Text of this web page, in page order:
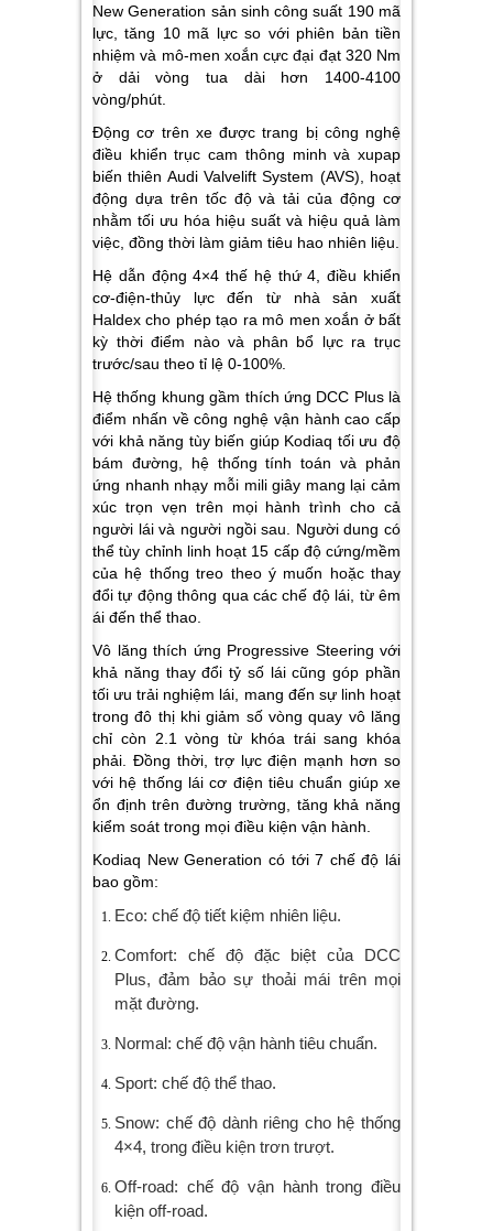
New Generation sản sinh công suất 190 mã
lực, tăng 10 mã lực so với phiên bản tiền
nhiệm và mô-men xoắn cực đại đạt 320 Nm
ở dải vòng tua dài hơn 1400-4100
vòng/phút.
Động cơ trên xe được trang bị công nghệ
điều khiển trục cam thông minh và xupap
biến thiên Audi Valvelift System (AVS), hoạt
động dựa trên tốc độ và tải của động cơ
nhằm tối ưu hóa hiệu suất và hiệu quả làm
việc, đồng thời làm giảm tiêu hao nhiên liệu.
Hệ dẫn động 4×4 thế hệ thứ 4, điều khiển
cơ-điện-thủy lực đến từ nhà sản xuất
Haldex cho phép tạo ra mô men xoắn ở bất
kỳ thời điểm nào và phân bổ lực ra trục
trước/sau theo tỉ lệ 0-100%.
Hệ thống khung gầm thích ứng DCC Plus là
điểm nhấn về công nghệ vận hành cao cấp
với khả năng tùy biến giúp Kodiaq tối ưu độ
bám đường, hệ thống tính toán và phản
ứng nhanh nhạy mỗi mili giây mang lại cảm
xúc trọn vẹn trên mọi hành trình cho cả
người lái và người ngồi sau. Người dung có
thể tùy chỉnh linh hoạt 15 cấp độ cứng/mềm
của hệ thống treo theo ý muốn hoặc thay
đổi tự động thông qua các chế độ lái, từ êm
ái đến thể thao.
Vô lăng thích ứng Progressive Steering với
khả năng thay đổi tỷ số lái cũng góp phần
tối ưu trải nghiệm lái, mang đến sự linh hoạt
trong đô thị khi giảm số vòng quay vô lăng
chỉ còn 2.1 vòng từ khóa trái sang khóa
phải. Đồng thời, trợ lực điện mạnh hơn so
với hệ thống lái cơ điện tiêu chuẩn giúp xe
ổn định trên đường trường, tăng khả năng
kiểm soát trong mọi điều kiện vận hành.
Kodiaq New Generation có tới 7 chế độ lái
bao gồm:
Eco: chế độ tiết kiệm nhiên liệu.
Comfort: chế độ đặc biệt của DCC
Plus, đảm bảo sự thoải mái trên mọi
mặt đường.
Normal: chế độ vận hành tiêu chuẩn.
Sport: chế độ thể thao.
Snow: chế độ dành riêng cho hệ thống
4×4, trong điều kiện trơn trượt.
Off-road: chế độ vận hành trong điều
kiện off-road.